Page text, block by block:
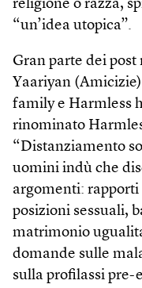
religione o razza,
“un’idea utopica”.
Gran parte dei
Yaariyan
family e Harmless
rinominato
“Distanziamento
uomini indù che
argomenti: rapporti
posizioni sessuali,
matrimonio
domande sulle
sulla profilassi pre-